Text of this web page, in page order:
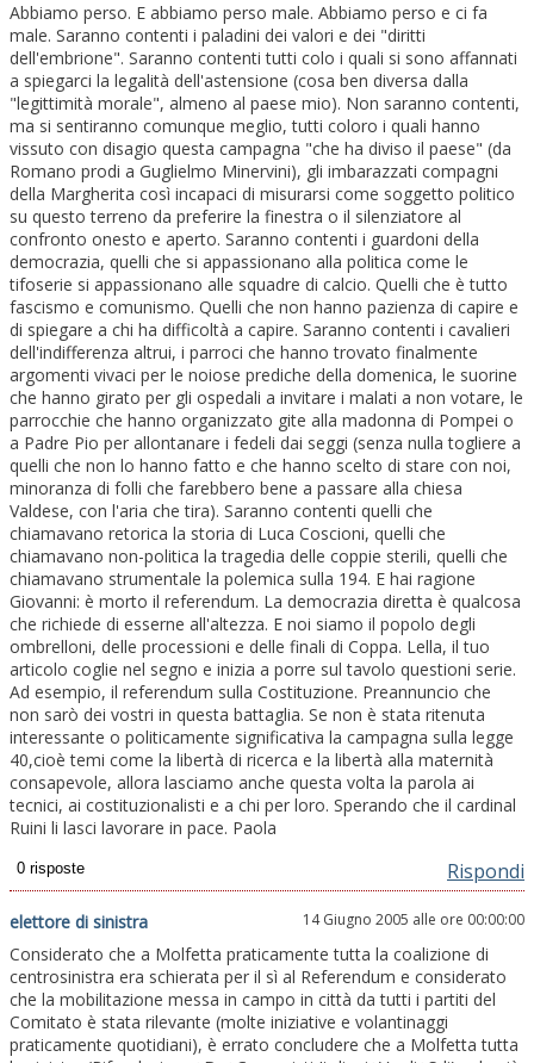
Abbiamo perso. E abbiamo perso male. Abbiamo perso e ci fa
male. Saranno contenti i paladini dei valori e dei "diritti
dell'embrione". Saranno contenti tutti colo i quali si sono affannati
a spiegarci la legalità dell'astensione (cosa ben diversa dalla
"legittimità morale", almeno al paese mio). Non saranno contenti,
ma si sentiranno comunque meglio, tutti coloro i quali hanno
vissuto con disagio questa campagna "che ha diviso il paese" (da
Romano prodi a Guglielmo Minervini), gli imbarazzati compagni
della Margherita così incapaci di misurarsi come soggetto politico
su questo terreno da preferire la finestra o il silenziatore al
confronto onesto e aperto. Saranno contenti i guardoni della
democrazia, quelli che si appassionano alla politica come le
tifoserie si appassionano alle squadre di calcio. Quelli che è tutto
fascismo e comunismo. Quelli che non hanno pazienza di capire e
di spiegare a chi ha difficoltà a capire. Saranno contenti i cavalieri
dell'indifferenza altrui, i parroci che hanno trovato finalmente
argomenti vivaci per le noiose prediche della domenica, le suorine
che hanno girato per gli ospedali a invitare i malati a non votare, le
parrocchie che hanno organizzato gite alla madonna di Pompei o
a Padre Pio per allontanare i fedeli dai seggi (senza nulla togliere a
quelli che non lo hanno fatto e che hanno scelto di stare con noi,
minoranza di folli che farebbero bene a passare alla chiesa
Valdese, con l'aria che tira). Saranno contenti quelli che
chiamavano retorica la storia di Luca Coscioni, quelli che
chiamavano non-politica la tragedia delle coppie sterili, quelli che
chiamavano strumentale la polemica sulla 194. E hai ragione
Giovanni: è morto il referendum. La democrazia diretta è qualcosa
che richiede di esserne all'altezza. E noi siamo il popolo degli
ombrelloni, delle processioni e delle finali di Coppa. Lella, il tuo
articolo coglie nel segno e inizia a porre sul tavolo questioni serie.
Ad esempio, il referendum sulla Costituzione. Preannuncio che
non sarò dei vostri in questa battaglia. Se non è stata ritenuta
interessante o politicamente significativa la campagna sulla legge
40,cioè temi come la libertà di ricerca e la libertà alla maternità
consapevole, allora lasciamo anche questa volta la parola ai
tecnici, ai costituzionalisti e a chi per loro. Sperando che il cardinal
Ruini li lasci lavorare in pace. Paola
Rispondi
elettore di sinistra 14 Giugno 2005 alle ore 00:00:00
Considerato che a Molfetta praticamente tutta la coalizione di
centrosinistra era schierata per il sì al Referendum e considerato
che la mobilitazione messa in campo in città da tutti i partiti del
Comitato è stata rilevante (molte iniziative e volantinaggi
praticamente quotidiani), è errato concludere che a Molfetta tutta